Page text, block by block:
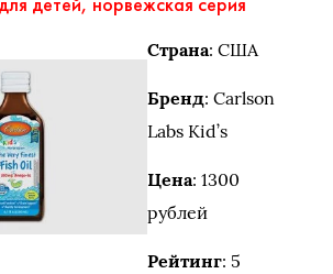
Страна: США
Бренд: Carlson
Labs Kid’s
Цена: 1300
рублей
Рейтинг: 5